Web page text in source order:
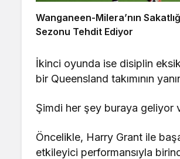
Wanganeen-Milera’nın
Sezonu Tehdit Ediyor
İkinci oyunda ise disiplin
bir Queensland takımının
Şimdi her şey buraya geliyor
Öncelikle, Harry Grant ile
etkileyici performansıyla